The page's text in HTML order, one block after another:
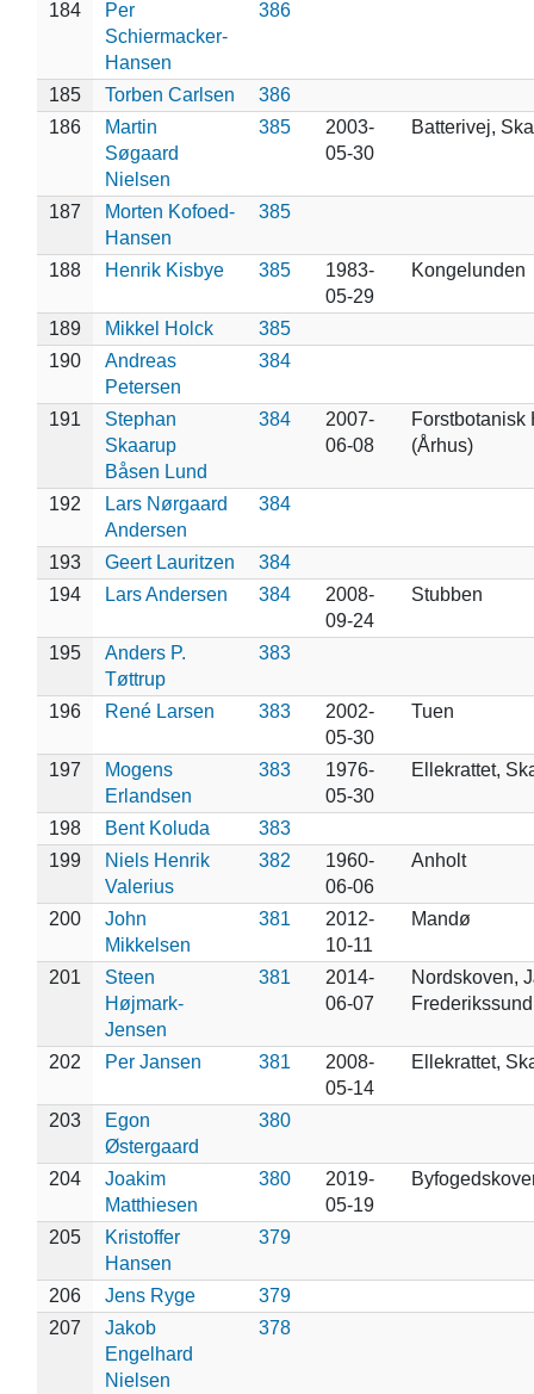
184
Per
Schiermacker-
Hansen
386
185 Torben Carlsen
386
186
Martin
Søgaard
Nielsen
385
2003-
05-30
Batterivej,
187
Morten Kofoed-
Hansen
385
188 Henrik Kisbye 385
1983-
05-29
Kongelunden
189 Mikkel Holck
385
190
Andreas
Petersen
384
191
Stephan
Skaarup
Båsen Lund
384
2007-
06-08
Forstbotanisk
(Århus)
192
Lars Nørgaard
Andersen
384
193 Geert Lauritzen
384
194
Lars Andersen 384
2008-
09-24
Stubben
195
Anders P.
Tøttrup
383
196 René Larsen 383
2002-
05-30
Tuen
197
Mogens
Erlandsen
383
1976-
05-30
Ellekrattet,
198 Bent Koluda
383
199
Niels Henrik
Valerius
382
1960-
06-06
Anholt
200
John
Mikkelsen
381
2012-
10-11
Mandø
201
Steen
Højmark-
Jensen
381
2014-
06-07
Nordskoven,
202 Per Jansen 381
2008-
05-14
Ellekrattet,
203
Egon
Østergaard
380
204
Joakim
Matthiesen
380
2019-
05-19
205
Kristoffer
Hansen
379
206 Jens Ryge
379
207
Jakob
Engelhard
Nielsen
378